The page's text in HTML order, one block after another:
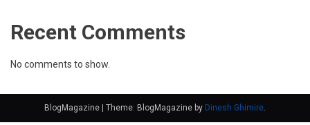
Recent Comments
No comments to show.
BlogMagazine Theme: BlogMagazine by Dinesh Ghimire.